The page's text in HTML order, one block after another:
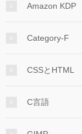
Amazon KDP
Category-F
CSSとHTML
C言語